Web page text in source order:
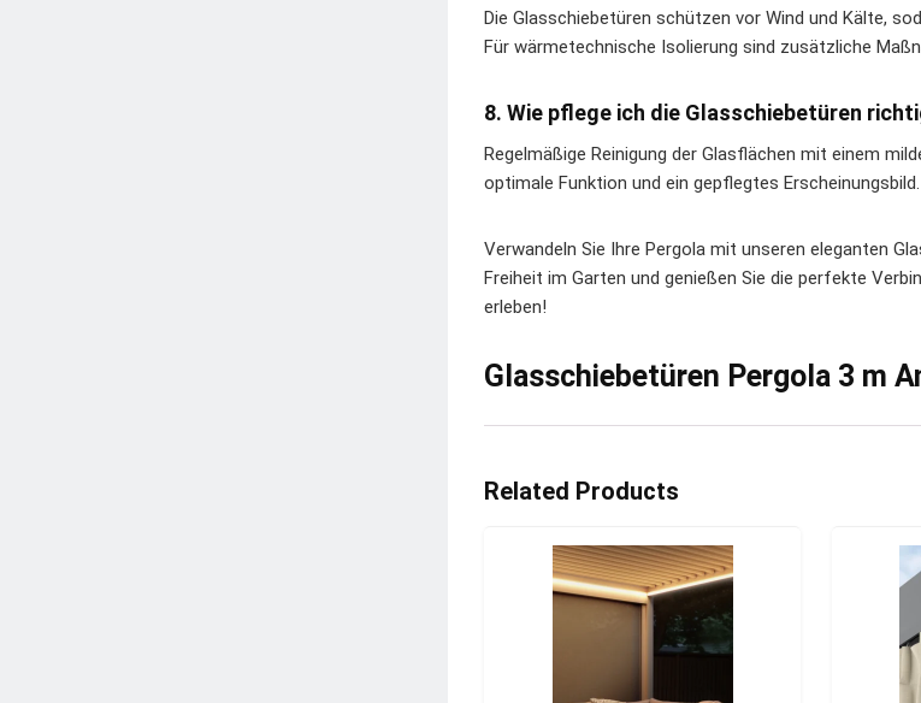
Die Glasschiebetüren schützen vor Wind und Kälte,
Für wärmetechnische Isolierung sind zusätzliche
8. Wie pflege ich die Glasschiebetüren
Regelmäßige Reinigung der Glasflächen mit einem
optimale Funktion und ein gepflegtes Erscheinungsbild.
Verwandeln Sie Ihre Pergola mit unseren eleganten
Freiheit im Garten und genießen Sie die perfekte
erleben!
Glasschiebetüren Pergola 3 m
Related Products